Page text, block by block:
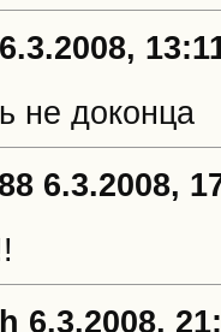
не доконца
6.3.2008,
6.3.2008,